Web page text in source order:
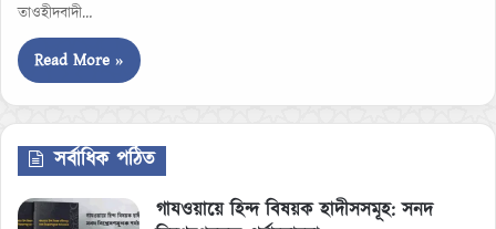
তাওহীদবাদী…
Read More »
সর্বাধিক পঠিত
গাযওয়ায়ে হিন্দ বিষয়ক হাদীসসমূহ: সনদ